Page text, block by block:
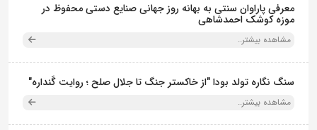
معرفی پاراوان سنتی به بهانه روز جهانی صنایع دستی محفوظ در
موزه کوشک احمدشاهی
مشاهده بیشتر..
سنگ نگاره تولد بودا "از خاکستر جنگ تا جلال صلح ؛ روایت گَنداره"
مشاهده بیشتر..